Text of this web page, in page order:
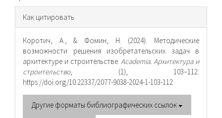
Информация
о статье
Как цитировать
Коротич, А., & Фомин, Н. (2024). Методические
возможности решения изобретательских задач в
архитектуре и строительстве.Academia. Архитектура и
строительство, (1), 103–112.
https://doi.org/10.22337/2077-9038-2024-1-103-112
Другие форматы библиографических ссылок